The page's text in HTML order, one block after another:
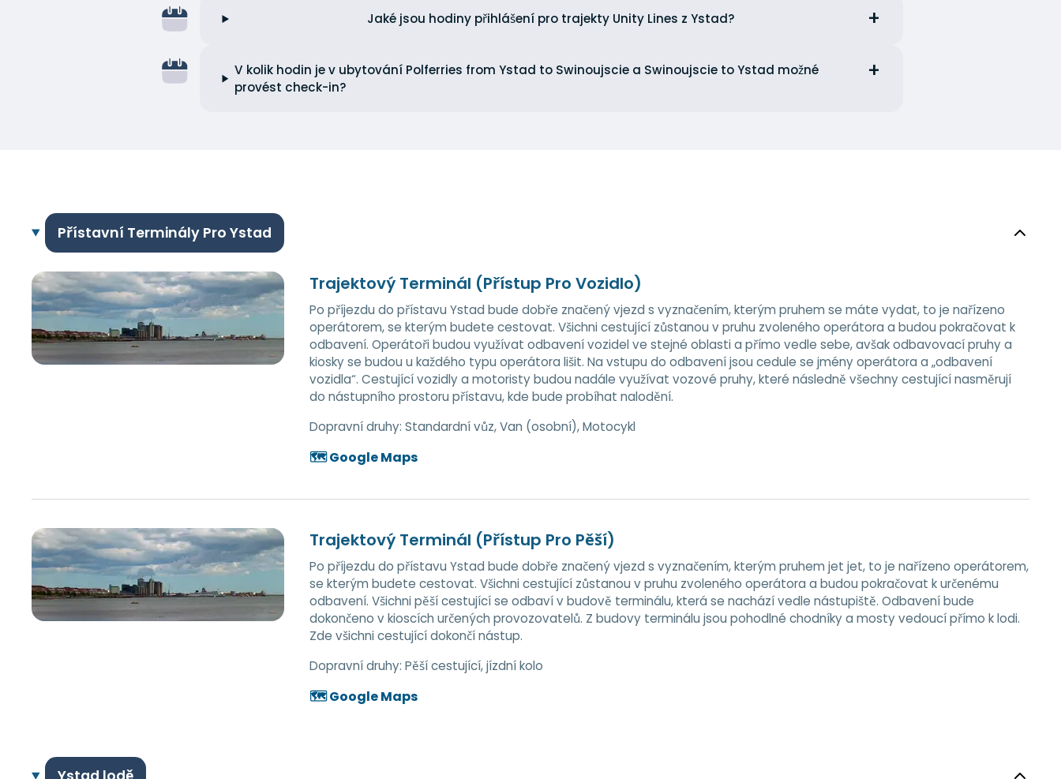
Jaké jsou hodiny přihlášení pro trajekty Unity Lines z Ystad?
V kolik hodin je v ubytování Polferries from Ystad to Swinoujscie a Swinoujscie to Ystad možné
provést check-in?
Přístavní Terminály Pro Ystad
Trajektový Terminál (Přístup Pro Vozidlo)
Po příjezdu do přístavu Ystad bude dobře značený vjezd s vyznačením, kterým pruhem se máte vydat, to je nařízeno
operátorem, se kterým budete cestovat. Všichni cestující zůstanou v pruhu zvoleného operátora a budou pokračovat k
odbavení. Operátoři budou využívat odbavení vozidel ve stejné oblasti a přímo vedle sebe, avšak odbavovací pruhy a
kiosky se budou u každého typu operátora lišit. Na vstupu do odbavení jsou cedule se jmény operátora a „odbavení
vozidla“. Cestující vozidly a motoristy budou nadále využívat vozové pruhy, které následně všechny cestující nasměrují
do nástupního prostoru přístavu, kde bude probíhat nalodění.
Dopravní druhy: Standardní vůz, Van (osobní), Motocykl
🗺️ Google Maps
Trajektový Terminál (Přístup Pro Pěší)
Po příjezdu do přístavu Ystad bude dobře značený vjezd s vyznačením, kterým pruhem jet jet, to je nařízeno operátorem,
se kterým budete cestovat. Všichni cestující zůstanou v pruhu zvoleného operátora a budou pokračovat k určenému
odbavení. Všichni pěší cestující se odbaví v budově terminálu, která se nachází vedle nástupiště. Odbavení bude
dokončeno v kioscích určených provozovatelů. Z budovy terminálu jsou pohodlné chodníky a mosty vedoucí přímo k lodi.
Zde všichni cestující dokončí nástup.
Dopravní druhy: Pěší cestující, jízdní kolo
🗺️ Google Maps